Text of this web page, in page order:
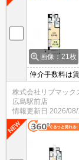
画像：21枚
仲介手数料は
ー付きオート
ありお買い物
ス完備☆
株式会社リブマック
広島駅前店
情報更新日 2026/08/